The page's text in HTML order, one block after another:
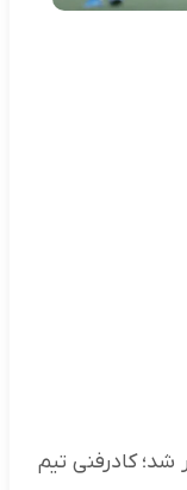
شد؛ کادرفنی تیم